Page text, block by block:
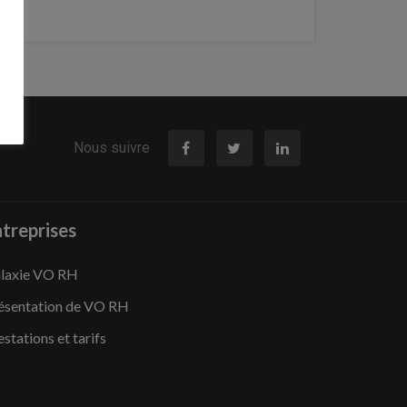
Nous suivre
VO RH
de VO RH
et tarifs